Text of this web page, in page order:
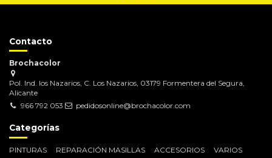
Contacto
Brochacolor
Pol. Ind. los Nazarios, C. Los Nazarios, 03179 Formentera del Segura,
Alicante
966 792 053
pedidosonline@brochacolor.com
Categorías
PINTURAS REPARACIÓN MASILLAS ACCESORIOS
VARIOS